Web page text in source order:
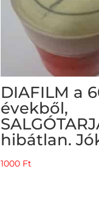
DIAFILM a
évekből,
hibátlan.
1000 Ft